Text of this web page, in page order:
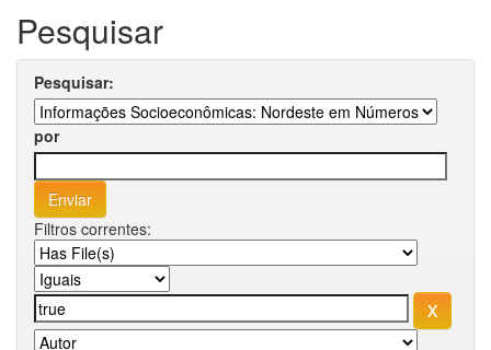
Pesquisar
Pesquisar:
por
Filtros correntes: